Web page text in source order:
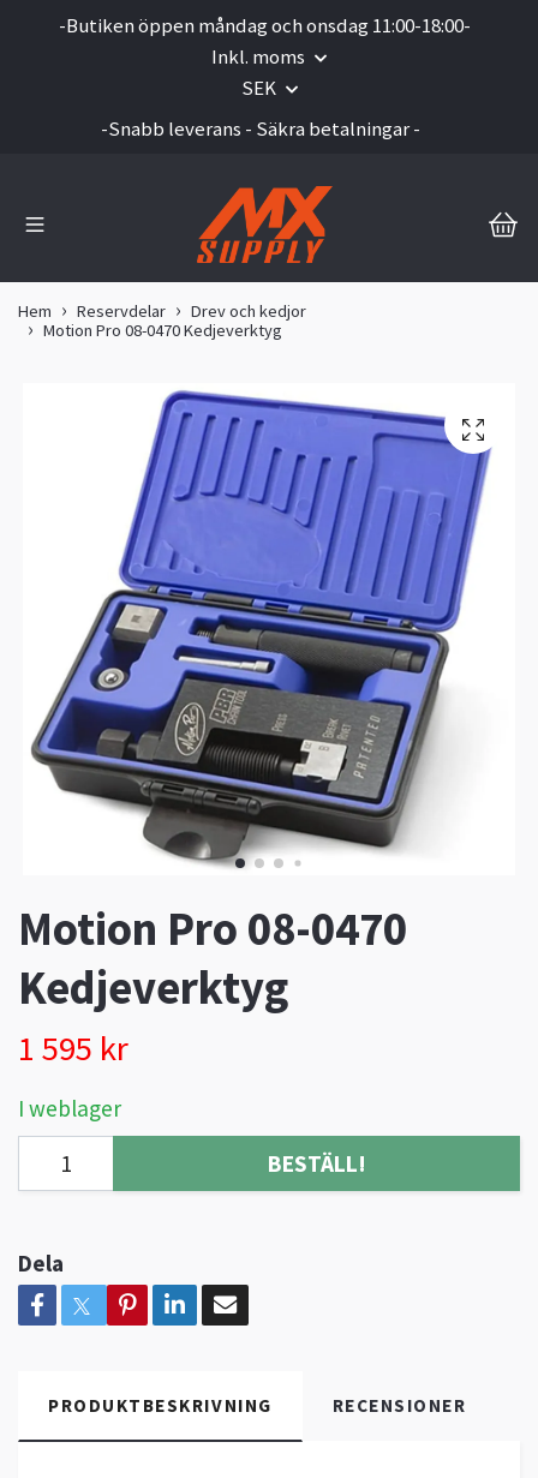
-Butiken öppen måndag och onsdag 11:00-18:00-
Inkl. moms
SEK
-Snabb leverans - Säkra betalningar -
Hem Reservdelar
Drev och kedjor
Motion Pro 08-0470 Kedjeverktyg
Motion Pro 08-0470
Kedjeverktyg
1 595 kr
I weblager
BESTÄLL!
Dela
PRODUKTBESKRIVNING RECENSIONER